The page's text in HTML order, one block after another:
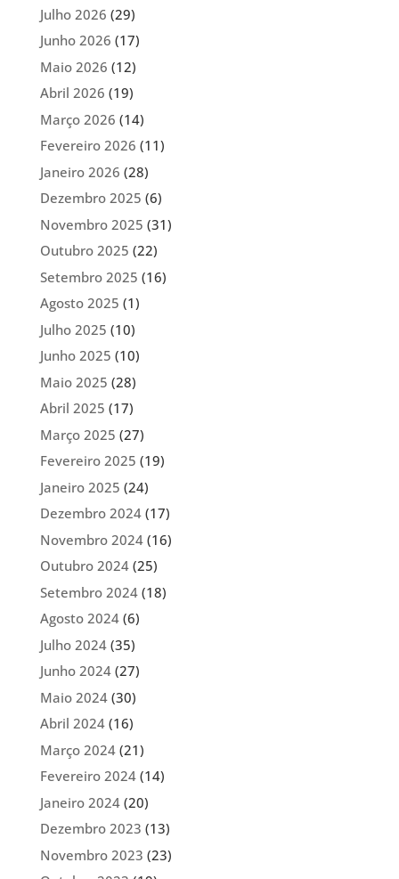
Julho 2026 (29)
Junho 2026 (17)
Maio 2026 (12)
Abril 2026 (19)
Março 2026 (14)
Fevereiro 2026 (11)
Janeiro 2026 (28)
Dezembro 2025 (6)
Novembro 2025 (31)
Outubro 2025 (22)
Setembro 2025 (16)
Agosto 2025 (1)
Julho 2025 (10)
Junho 2025 (10)
Maio 2025 (28)
Abril 2025 (17)
Março 2025 (27)
Fevereiro 2025 (19)
Janeiro 2025 (24)
Dezembro 2024(17)
Novembro 2024(16)
Outubro 2024(25)
Setembro 2024(18)
Agosto 2024(6)
Julho 2024(35)
Junho 2024(27)
Maio 2024(30)
Abril 2024(16)
Março 2024(21)
Fevereiro 2024(14)
Janeiro 2024(20)
Dezembro 2023 (13)
Novembro 2023 (23)